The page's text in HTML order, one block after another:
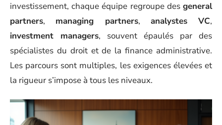
investissement, chaque équipe regroupe des general
partners, managing partners, analystes VC,
investment managers, souvent épaulés par des
spécialistes du droit et de la finance administrative.
Les parcours sont multiples, les exigences élevées et
la rigueur s’impose à tous les niveaux.